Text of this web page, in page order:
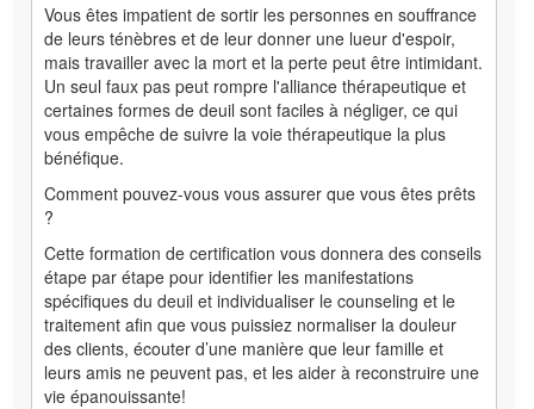
Vous êtes impatient de sortir les personnes en souffrance
de leurs ténèbres et de leur donner une lueur d'espoir,
mais travailler avec la mort et la perte peut être intimidant.
Un seul faux pas peut rompre l'alliance thérapeutique et
certaines formes de deuil sont faciles à négliger, ce qui
vous empêche de suivre la voie thérapeutique la plus
bénéfique.
Comment pouvez-vous vous assurer que vous êtes prêts
?
Cette formation de certification vous donnera des conseils
étape par étape pour identifier les manifestations
spécifiques du deuil et individualiser le counseling et le
traitement afin que vous puissiez normaliser la douleur
des clients, écouter d’une manière que leur famille et
leurs amis ne peuvent pas, et les aider à reconstruire une
vie épanouissante!